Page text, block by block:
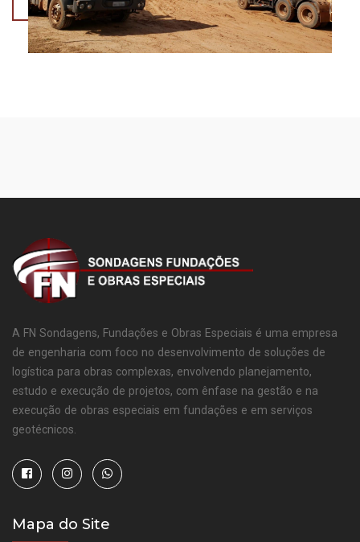
A FN Sondagens, Fundações e Obras Especiais é uma empresa
de engenharia com foco no desenvolvimento de soluções de
logística para obras complexas, envolvendo planejamento,
estudo e execução de projetos, com ênfase na gestão e na
execução de obras especiais em fundações e em serviços
geotécnicos.
Mapa do Site